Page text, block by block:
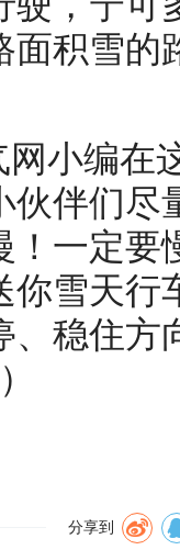
面积雪的
小编在
伙伴们尽
！一定要
你雪天行
、稳住方
分享到